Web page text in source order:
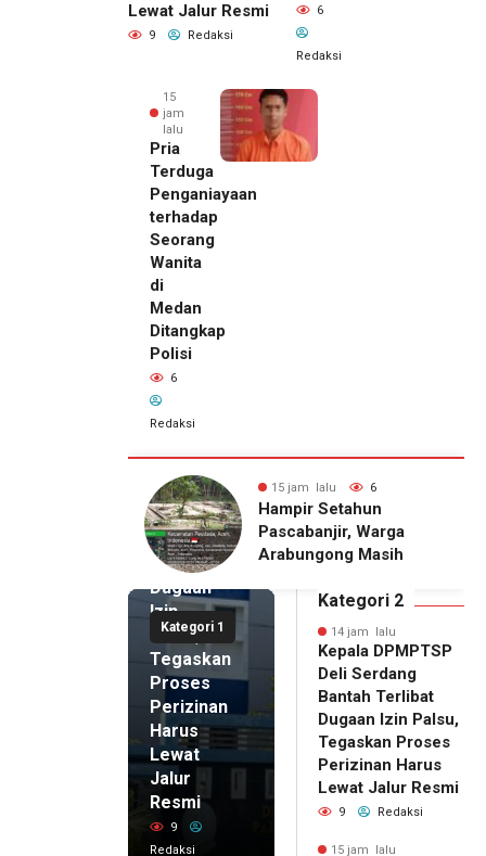
Lewat Jalur Resmi
9 Redaksi
6
Redaksi
15
jam
lalu
Pria
Terduga
Penganiayaan
terhadap
Seorang
Wanita
di
Medan
Ditangkap
Polisi
6
Redaksi
15 jam lalu 6
Pria Terduga
Penganiayaan terhadap
Seorang Wanita di
Kategori 1
14 jam lalu
Deli
Serdang
Bantah
Terlibat
Dugaan
Izin
Palsu,
Tegaskan
Proses
Perizinan
Harus
Lewat
Jalur
Resmi
9
Redaksi
Kategori 2
14 jam lalu
Kepala DPMPTSP
Deli Serdang
Bantah Terlibat
Dugaan Izin Palsu,
Tegaskan Proses
Perizinan Harus
Lewat Jalur Resmi
9 Redaksi
15 jam lalu